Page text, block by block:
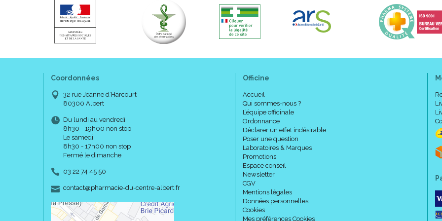
Coordonnées
32 rue Jeanne d’Harcourt
80300 Albert
Du lundi au vendredi
8h30 - 19h00 non stop
Le samedi
8h30 - 17h00 non stop
Fermé le dimanche
03 22 74 45 50
contact-
@-
pharmacie-du-centre-albert.fr
Officine
Accueil
Qui sommes-nous ?
L’équipe officinale
Ordonnance
Déclarer un effet indésirable
Poser une question
Laboratoires & Marques
Promotions
Espace conseil
Newsletter
CGV
Mentions légales
Données personnelles
Cookies
Mes préférences Cookies